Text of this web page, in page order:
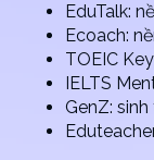
EduTalk:
Ecoach:
TOEIC
IELTS
GenZ: